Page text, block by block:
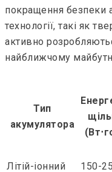
покращення безпеки
технології, такі як
активно
найближчому
Тип
акумулятора
Літій-іонний 150-